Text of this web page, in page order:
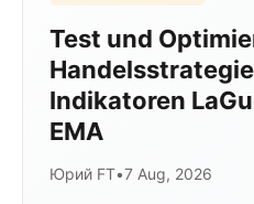
Test und
Indikatoren
EMA
Юрий FT•7 Aug, 2026